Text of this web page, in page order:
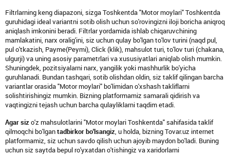
Filtrlarning keng diapazoni, sizga Toshkentda "Motor moylari" Toshkentda
guruhidagi ideal variantni sotib olish uchun so'rovingizni iloji boricha aniqroq
aniqlash imkonini beradi. Filtrlar yordamida ishlab chiqaruvchining
mamlakatini, narx oralig'ini, siz uchun qulay bo'lgan to'lov turini (naqd pul,
pul o'tkazish, Payme(Peymi), Click (klik), mahsulot turi, to'lov turi (chakana,
ulgurji) va uning asosiy parametrlari va xususiyatlari aniqlab olish mumkin.
Shuningdek, pozitsiyalarni narx, yangilik yoki mashhurlik bo'yicha
guruhlanadi. Bundan tashqari, sotib olishdan oldin, siz taklif qilingan barcha
variantlar orasida "Motor moylari" bo'limidan o'xshash takliflarni
solishtirishingiz mumkin. Bizning platformamiz samarali qidirish va
vaqtingizni tejash uchun barcha qulayliklarni taqdim etadi.
Agar siz o'z mahsulotlarini "Motor moylari Toshkentda" sahifasida taklif
qilmoqchi bo'lgan tadbirkor bo'lsangiz, u holda, bizning Tovar.uz internet
platformamiz, siz uchun savdo qilish uchun ajoyib maydon bo'ladi. Buning
uchun siz saytda bepul ro'yxatdan o'tishingiz va xaridorlarni